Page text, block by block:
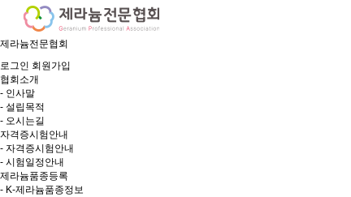
제라늄전문협회
로그인 회원가입
협회소개
- 인사말
- 설립목적
- 오시는길
자격증시험안내
- 자격증시험안내
- 시험일정안내
제라늄품종등록
- K-제라늄품종정보